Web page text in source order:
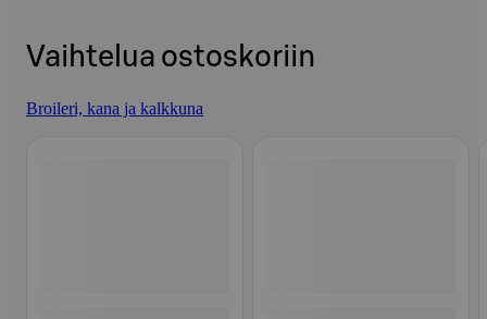
Vaihtelua ostoskoriin
Broileri, kana ja kalkkuna